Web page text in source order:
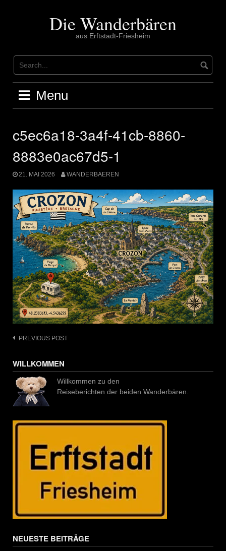
Die Wanderbären
aus Erftstadt-Friesheim
Menu
c5ec6a18-3a4f-41cb-8860-
8883e0ac67d5-1
21. MAI 2026 WANDERBAEREN
Post
PREVIOUS POST
WILLKOMMEN
Willkommen zu den
Reiseberichten der beiden Wanderbären.
NEUESTE BEITRÄGE